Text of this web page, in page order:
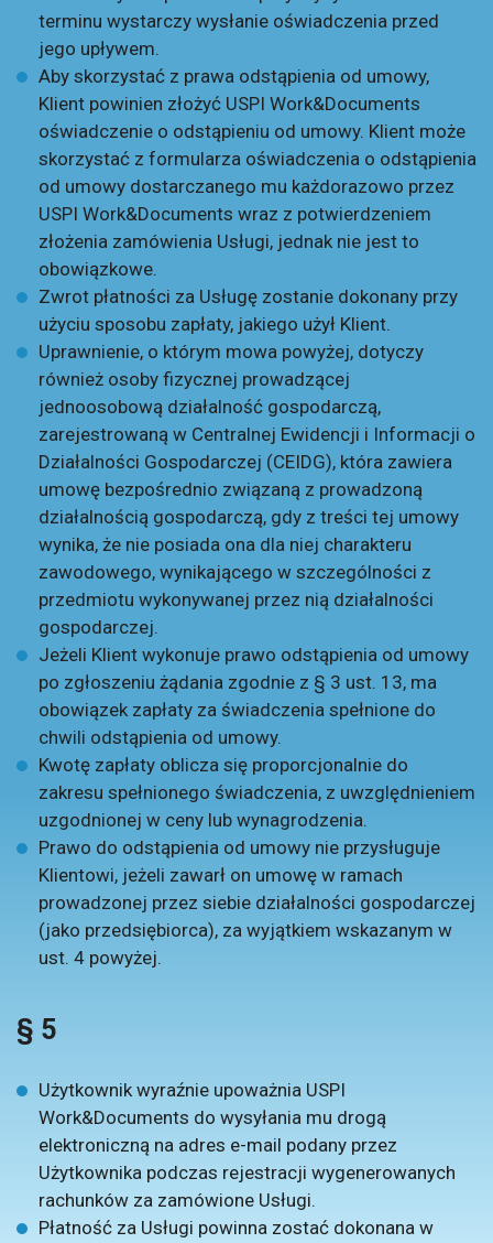
terminu wystarczy wysłanie oświadczenia przed
jego upływem.
Aby skorzystać z prawa odstąpienia od umowy,
Klient powinien złożyć USPI Work&Documents
oświadczenie o odstąpieniu od umowy. Klient może
skorzystać z formularza oświadczenia o odstąpienia
od umowy dostarczanego mu każdorazowo przez
USPI Work&Documents wraz z potwierdzeniem
złożenia zamówienia Usługi, jednak nie jest to
obowiązkowe.
Zwrot płatności za Usługę zostanie dokonany przy
użyciu sposobu zapłaty, jakiego użył Klient.
Uprawnienie, o którym mowa powyżej, dotyczy
również osoby fizycznej prowadzącej
jednoosobową działalność gospodarczą,
zarejestrowaną w Centralnej Ewidencji i Informacji o
Działalności Gospodarczej (CEIDG), która zawiera
umowę bezpośrednio związaną z prowadzoną
działalnością gospodarczą, gdy z treści tej umowy
wynika, że nie posiada ona dla niej charakteru
zawodowego, wynikającego w szczególności z
przedmiotu wykonywanej przez nią działalności
gospodarczej.
Jeżeli Klient wykonuje prawo odstąpienia od umowy
po zgłoszeniu żądania zgodnie z § 3 ust. 13, ma
obowiązek zapłaty za świadczenia spełnione do
chwili odstąpienia od umowy.
Kwotę zapłaty oblicza się proporcjonalnie do
zakresu spełnionego świadczenia, z uwzględnieniem
uzgodnionej w ceny lub wynagrodzenia.
Prawo do odstąpienia od umowy nie przysługuje
Klientowi, jeżeli zawarł on umowę w ramach
prowadzonej przez siebie działalności gospodarczej
(jako przedsiębiorca), za wyjątkiem wskazanym w
ust. 4 powyżej.
§ 5
Użytkownik wyraźnie upoważnia USPI
Work&Documents do wysyłania mu drogą
elektroniczną na adres e-mail podany przez
Użytkownika podczas rejestracji wygenerowanych
rachunków za zamówione Usługi.
Płatność za Usługi powinna zostać dokonana w